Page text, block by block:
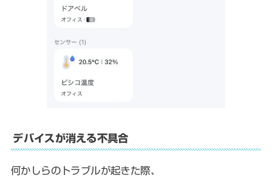
デバイスが消える不具合
何かしらのトラブルが起きた際、